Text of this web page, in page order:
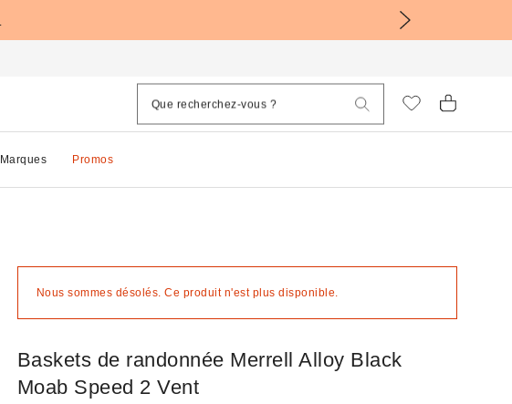
Marques Promos
Nous sommes désolés. Ce produit n'est plus disponible.
Baskets de randonnée Merrell Alloy Black
Moab Speed 2 Vent